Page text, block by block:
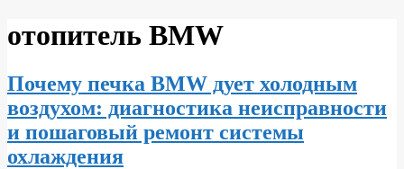
отопитель BMW
Почему печка BMW дует холодным
воздухом: диагностика неисправности
и пошаговый ремонт системы
охлаждения